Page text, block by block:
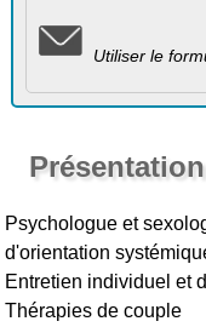
Utiliser le
Présentation
Psychologue et
d'orientation
Entretien individuel et
Thérapies de couple